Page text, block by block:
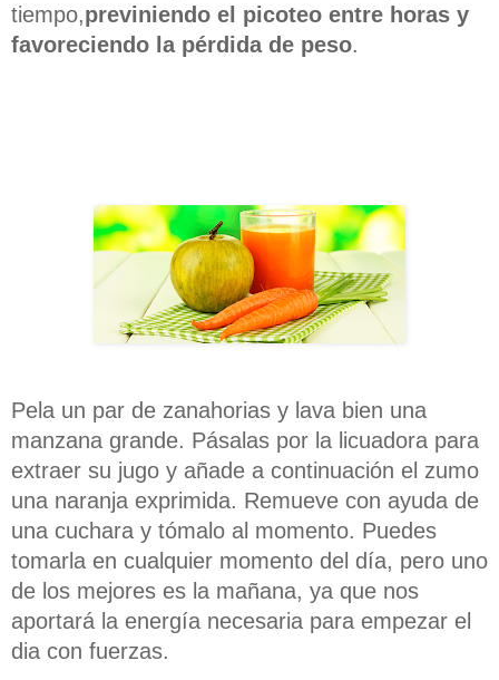
tiempo,previniendo el picoteo entre horas y
favoreciendo la pérdida de peso.
Pela un par de zanahorias y lava bien una
manzana grande. Pásalas por la licuadora para
extraer su jugo y añade a continuación el zumo
una naranja exprimida. Remueve con ayuda de
una cuchara y tómalo al momento. Puedes
tomarla en cualquier momento del día, pero uno
de los mejores es la mañana, ya que nos
aportará la energía necesaria para empezar el
dia con fuerzas.